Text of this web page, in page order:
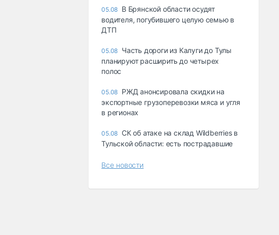
05.08 В Брянской области осудят
водителя, погубившего целую семью в
ДТП
05.08 Часть дороги из Калуги до Тулы
планируют расширить до четырех
полос
05.08 РЖД анонсировала скидки на
экспортные грузоперевозки мяса и угля
в регионах
05.08 СК об атаке на склад Wildberries в
Тульской области: есть пострадавшие
Все новости